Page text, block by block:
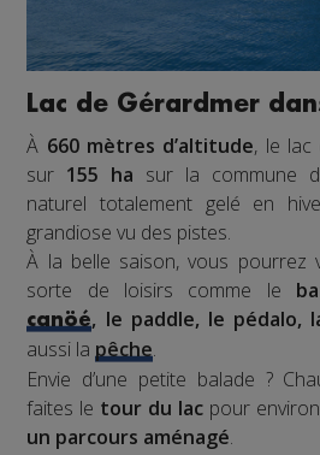
Lac de Gérardmer
À 660 mètres d’altitude, le lac
sur 155 ha sur la commune
naturel totalement gelé en
grandiose vu des pistes.
À la belle saison, vous pourrez
sorte de loisirs comme le
canöé, le paddle, le pédalo,
aussi lapêche.
Envie d’une petite balade ?
faites le tour du lac pour environ
un parcours aménagé.